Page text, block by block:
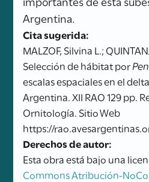
Argentina.
Cita sugerida:
MALZOF, Silvina L.;
Selección de hábitat por
escalas espaciales en el
Argentina. XII RAO 129 pp.
Ornitología. Sitio Web
https://
Derechos de autor:
Esta obra está bajo una
Commons Atribución-